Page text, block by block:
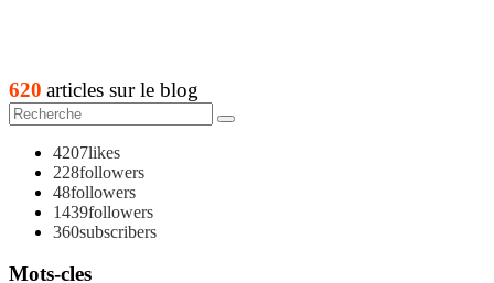
620 articles sur le blog
4207likes
228followers
48followers
1439followers
360subscribers
Mots-cles